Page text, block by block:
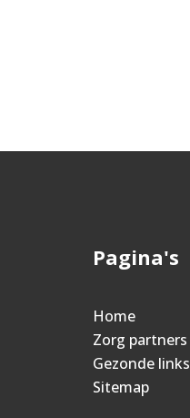
Pagina's
Home
Zorg partners
Gezonde links
Sitemap